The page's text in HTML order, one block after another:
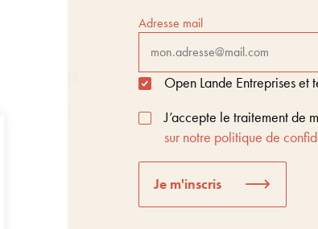
Adresse mail
Open Lande Entreprises et
J’accepte le traitement de
sur notre politique de
Je m'inscris